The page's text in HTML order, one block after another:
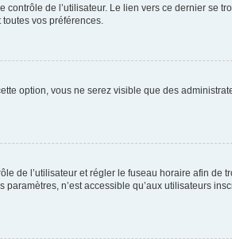
de l’utilisateur. Le lien vers ce dernier se
vos préférences.
option, vous ne serez visible que des
de l’utilisateur et régler le fuseau horaire afin de
n’est accessible qu’aux utilisateurs